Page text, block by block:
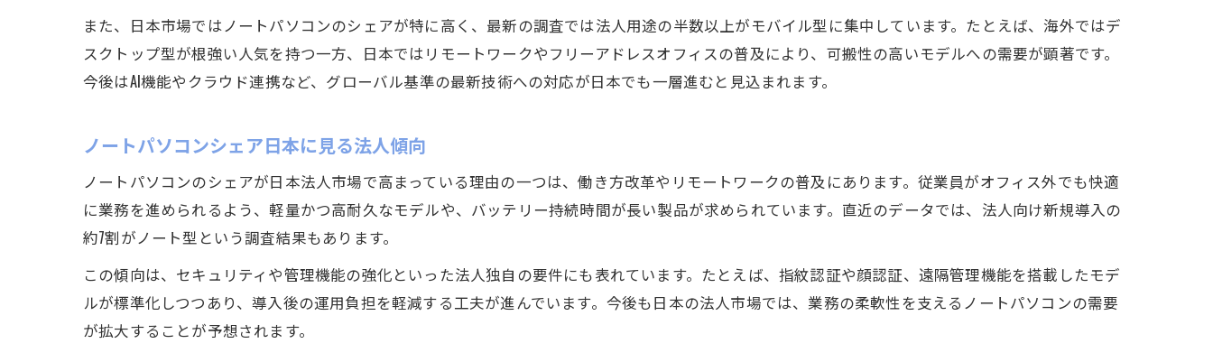
法人パソコン導入が進む社会的背景
2025年の市場予測から考える導入戦略
2025年パソコン法人市場予測の注目点
市場規模データで読み解く導入方針
パソコン法人導入タイミングの最適解
また、日本市場ではノートパソコンのシェアが特に高く、最新の調査では法人用途の半数以上がモバイル型に集中しています。たとえば、海外ではデ
スクトップ型が根強い人気を持つ一方、日本ではリモートワークやフリーアドレスオフィスの普及により、可搬性の高いモデルへの需要が顕著です。
今後はAI機能やクラウド連携など、グローバル基準の最新技術への対応が日本でも一層進むと見込まれます。
ノートパソコンシェア日本に見る法人傾向
ノートパソコンのシェアが日本法人市場で高まっている理由の一つは、働き方改革やリモートワークの普及にあります。従業員がオフィス外でも快適
に業務を進められるよう、軽量かつ高耐久なモデルや、バッテリー持続時間が長い製品が求められています。直近のデータでは、法人向け新規導入の
約7割がノート型という調査結果もあります。
この傾向は、セキュリティや管理機能の強化といった法人独自の要件にも表れています。たとえば、指紋認証や顔認証、遠隔管理機能を搭載したモデ
ルが標準化しつつあり、導入後の運用負担を軽減する工夫が進んでいます。今後も日本の法人市場では、業務の柔軟性を支えるノートパソコンの需要
が拡大することが予想されます。